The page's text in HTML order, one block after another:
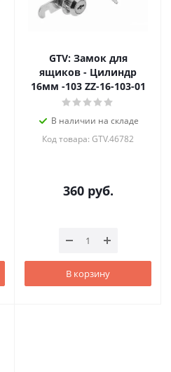
GTV: Замок для
ящиков - Цилиндр
16мм -103 ZZ-16-103-01
В наличии на складе
Код товара: GTV.46782
360руб.
В корзину